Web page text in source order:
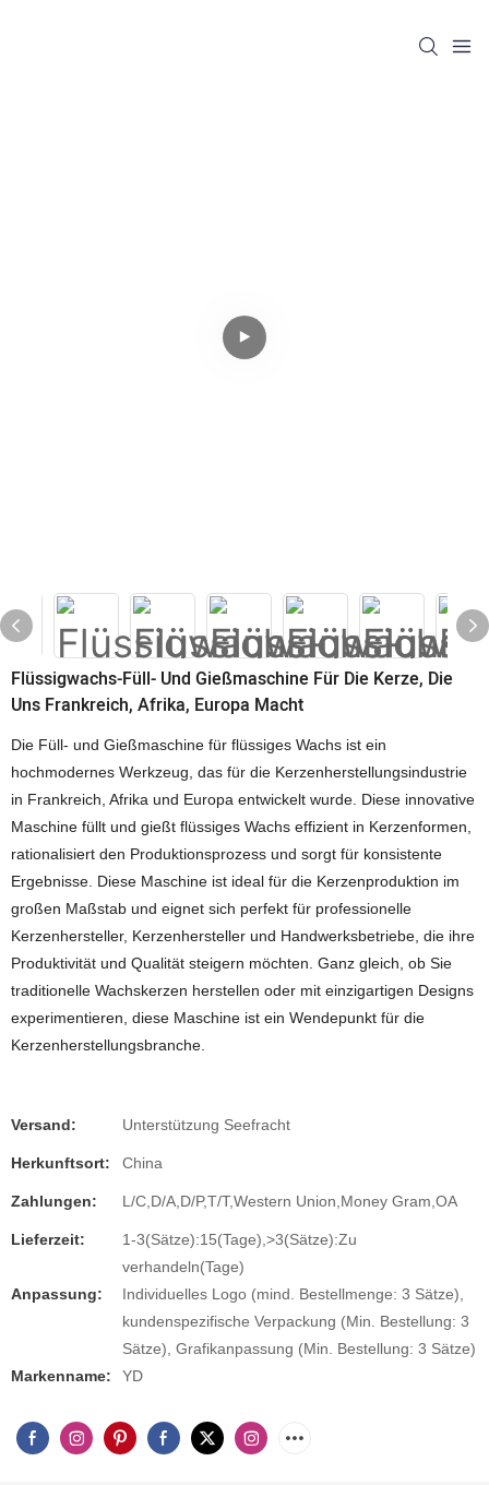
Flüssigwachs-Füll- Und Gießmaschine Für Die Kerze, Die
Uns Frankreich, Afrika, Europa Macht
Die Füll- und Gießmaschine für flüssiges Wachs ist ein
hochmodernes Werkzeug, das für die Kerzenherstellungsindustrie
in Frankreich, Afrika und Europa entwickelt wurde. Diese innovative
Maschine füllt und gießt flüssiges Wachs effizient in Kerzenformen,
rationalisiert den Produktionsprozess und sorgt für konsistente
Ergebnisse. Diese Maschine ist ideal für die Kerzenproduktion im
großen Maßstab und eignet sich perfekt für professionelle
Kerzenhersteller, Kerzenhersteller und Handwerksbetriebe, die ihre
Produktivität und Qualität steigern möchten. Ganz gleich, ob Sie
traditionelle Wachskerzen herstellen oder mit einzigartigen Designs
experimentieren, diese Maschine ist ein Wendepunkt für die
Kerzenherstellungsbranche.
Versand: Unterstützung Seefracht
Herkunftsort: China
Zahlungen: L/C,D/A,D/P,T/T,Western Union,Money Gram,OA
Lieferzeit:
1-3(Sätze):15(Tage),>3(Sätze):Zu
verhandeln(Tage)
Anpassung:
Individuelles Logo (mind. Bestellmenge: 3 Sätze),
kundenspezifische Verpackung (Min. Bestellung: 3
Sätze), Grafikanpassung (Min. Bestellung: 3 Sätze)
Markenname:
YD